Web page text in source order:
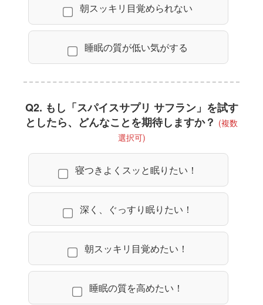
朝スッキリ目覚められない
睡眠の質が低い気がする
Q2. もし「スパイスサプリ サフラン」を試す
としたら、どんなことを期待しますか？ (複数
選択可)
寝つきよくスッと眠りたい！
深く、ぐっすり眠りたい！
朝スッキリ目覚めたい！
睡眠の質を高めたい！